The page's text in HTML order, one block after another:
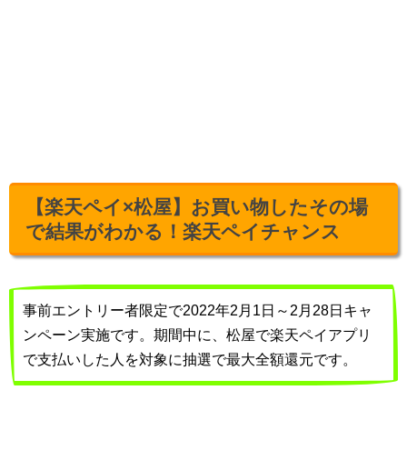
【楽天ペイ×松屋】お買い物したその場
で結果がわかる！楽天ペイチャンス
事前エントリー者限定で2022年2月1日～2月28日キャ
ンペーン実施です。期間中に、松屋で楽天ペイアプリ
で支払いした人を対象に抽選で最大全額還元です。